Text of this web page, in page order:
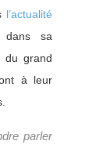
l’actualité
dans sa
du grand
à leur
parler